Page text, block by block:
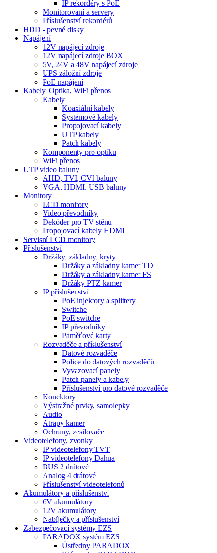
IP rekordéry s PoE
Monitorování a servery
Příslušenství rekordérů
HDD - pevné disky
Napájení
12V napájecí zdroje
12V napájecí zdroje BOX
5V, 24V a 48V napájecí zdroje
UPS záložní zdroje
PoE napájení
Kabely, Optika, WiFi přenos
Kabely
Koaxiální kabely
Systémové kabely
Propojovací kabely
UTP kabely
Patch kabely
Komponenty pro optiku
WiFi přenos
UTP video baluny
AHD, TVI, CVI baluny
VGA, HDMI, USB baluny
Monitory
LCD monitory
Video převodníky
Dekóder pro TV stěnu
Propojovací kabely HDMI
Servisní LCD monitory
Příslušenství
Držáky, základny, kryty
Držáky a základny kamer TD
Držáky a základny kamer FS
Držáky PTZ kamer
IP příslušenství
PoE injektory a splittery
Switche
PoE switche
IP převodníky
Paměťové karty
Rozvaděče a příslušenství
Datové rozvaděče
Police do datových rozvaděčů
Vyvazovací panely
Patch panely a kabely
Příslušenství pro datové rozvaděče
Konektory
Výstražné prvky, samolepky
Audio
Atrapy kamer
Ochrany, zesilovače
Videotelefony, zvonky
IP videotelefony TVT
IP videotelefony Dahua
BUS 2 drátové
Analog 4 drátové
Příslušenství videotelefonů
Akumulátory a příslušenství
6V akumulátory
12V akumulátory
Nabíječky a příslušenství
Zabezpečovací systémy EZS
PARADOX systém EZS
Ústředny PARADOX